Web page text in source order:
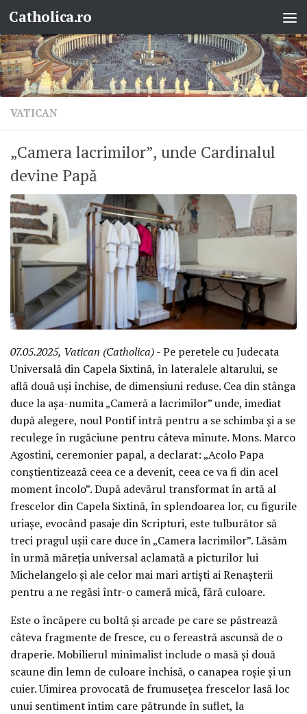
Skip to content
Catholica.ro
VATICAN
„Camera lacrimilor”, unde Cardinalul
devine Papă
07.05.2025, Vatican (Catholica)- Pe peretele cu Judecata
Universală din Capela Sixtină, în lateralele altarului, se
află două uși închise, de dimensiuni reduse. Cea din stânga
duce la așa-numita „Cameră a lacrimilor” unde, imediat
după alegere, noul Pontif intră pentru a se schimba și a se
reculege în rugăciune pentru câteva minute. Mons. Marco
Agostini, ceremonier papal, a declarat: „Acolo Papa
conștientizează ceea ce a devenit, ceea ce va fi din acel
moment încolo”. După adevărul transformat în artă al
frescelor din Capela Sixtină, în splendoarea lor, cu figurile
uriașe, evocând pasaje din Scripturi, este tulburător să
treci pragul ușii care duce în „Camera lacrimilor”. Lăsăm
în urmă măreția universal aclamată a picturilor lui
Michelangelo și ale celor mai mari artiști ai Renașterii
pentru a ne regăsi într-o cameră mică, fără culoare.
Este o încăpere cu boltă și arcade pe care se păstrează
câteva fragmente de fresce, cu o fereastră ascunsă de o
draperie. Mobilierul minimalist include o masă și două
scaune din lemn de culoare închisă, o canapea roșie și un
cuier. Uimirea provocată de frumusețea frescelor lasă loc
unui sentiment intim care pătrunde în suflet, la